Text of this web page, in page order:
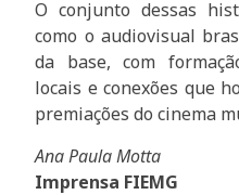
O conjunto dessas
como o audiovisual
da base, com
locais e conexões que
premiações do cinema
Ana Paula Motta
Imprensa FIEMG